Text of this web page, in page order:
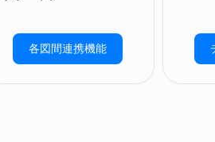
各図間連携機能